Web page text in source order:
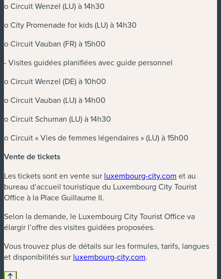
o Circuit Wenzel (LU) à 14h30
o City Promenade for kids (LU) à 14h30
o Circuit Vauban (FR) à 15h00
- Visites guidées planifiées avec guide personnel
o Circuit Wenzel (DE) à 10h00
o Circuit Vauban (LU) à 14h00
o Circuit Schuman (LU) à 14h30
o Circuit « Vies de femmes légendaires » (LU) à 15h00
Vente de tickets
Les tickets sont en vente sur luxembourg-city.com et au
bureau d’accueil touristique du Luxembourg City Tourist
Office à la Place Guillaume II.
Selon la demande, le Luxembourg City Tourist Office va
élargir l’offre des visites guidées proposées.
Vous trouvez plus de détails sur les formules, tarifs, langues
et disponibilités sur luxembourg-city.com.